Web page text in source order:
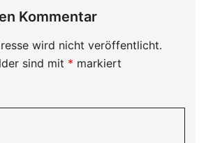
Kommentar
wird nicht veröffentlicht.
sind mit * markiert